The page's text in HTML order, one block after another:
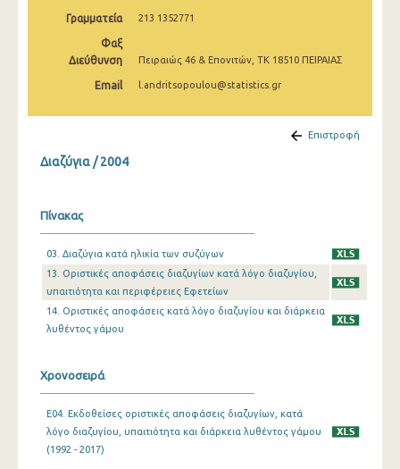
2004
2003
2002
1992
Γραμματεία 213 1352771
Φαξ
Διεύθυνση
Πειραιώς 46 & Επονιτών, ΤΚ 18510 ΠΕΙΡΑΙΑΣ
Email l.andritsopoulou@statistics.gr
Επιστροφή
Διαζύγια / 2004
Πίνακας
03. Διαζύγια κατά ηλικία των συζύγων
13. Οριστικές αποφάσεις διαζυγίων κατά λόγο διαζυγίου,
υπαιτιότητα και περιφέρειες Εφετείων
14. Οριστικές αποφάσεις κατά λόγο διαζυγίου και διάρκεια
λυθέντος γάμου
Χρονοσειρά
E04. Εκδοθείσες οριστικές αποφάσεις διαζυγίων, κατά
λόγο διαζυγίου, υπαιτιότητα και διάρκεια λυθέντος γάμου
(1992 - 2017)